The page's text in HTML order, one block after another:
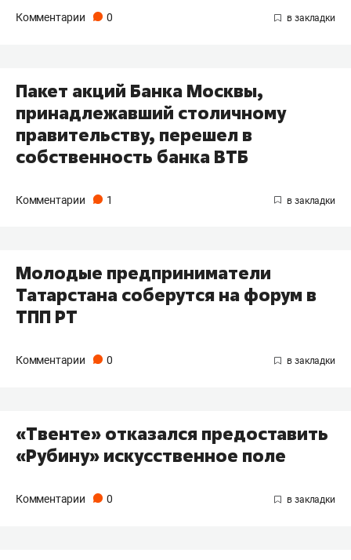
Комментарии 0
Пакет акций Банка Москвы,
принадлежавший столичному
правительству, перешел в
собственность банка ВТБ
Комментарии 1
Молодые предприниматели
Татарстана соберутся на форум в
ТПП РТ
Комментарии 0
«Твенте» отказался предоставить
«Рубину» искусственное поле
Комментарии 0